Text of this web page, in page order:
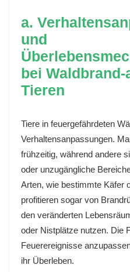
a.
und
bei
Tieren
Tiere in feuergefährdeten
Verhaltensanpassungen.
frühzeitig, während andere
oder unzugängliche
Arten, wie bestimmte Käfer
profitieren sogar von
den veränderten
oder Nistplätze nutzen. Die
Feuerereignisse
ihr Überleben.